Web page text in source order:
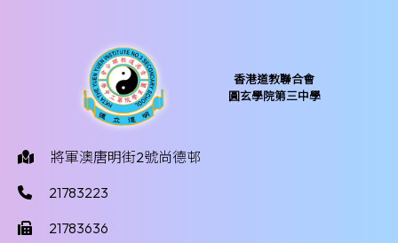
香港道教聯合會
圓玄學院第三中學
將軍澳唐明街2號尚德邨
21783223
21783636